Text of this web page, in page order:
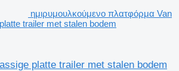
ημιρυμουλκούμενο πλατφόρμα Van
trailer met stalen bodem
platte trailer met stalen bodem